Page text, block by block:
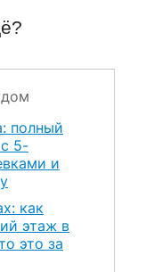
полный
5-
и
как
этаж в
это за